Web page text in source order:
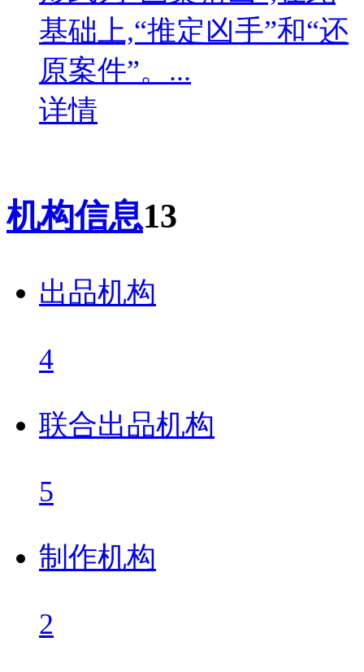
基础上,“推定凶手”和“还
原案件”。...
详情
机构信息13
出品机构
4
联合出品机构
5
制作机构
2